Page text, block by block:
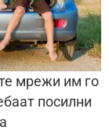
мрежи им го
посилни